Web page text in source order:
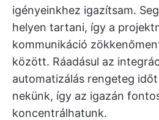
igényeinkhez igazítsam.
helyen tartani, így a
kommunikáció
között. Ráadásul az
automatizálás rengeteg
nekünk, így az igazán
koncentrálhatunk.